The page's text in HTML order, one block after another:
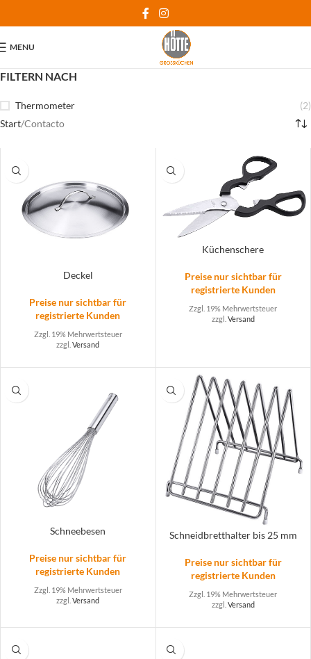
MENU
FILTERN NACH
Thermometer
(2)
Start Contacto
Deckel
Preise nur sichtbar für
registrierte Kunden
Zzgl. 19% Mehrwertsteuer
zzgl.Versand
Küchenschere
Preise nur sichtbar für
registrierte Kunden
Zzgl. 19% Mehrwertsteuer
zzgl. Versand
Schneebesen
Preise nur sichtbar für
registrierte Kunden
Zzgl. 19% Mehrwertsteuer
zzgl.Versand
Schneidbretthalter bis 25 mm
Preise nur sichtbar für
registrierte Kunden
Zzgl. 19% Mehrwertsteuer
zzgl. Versand